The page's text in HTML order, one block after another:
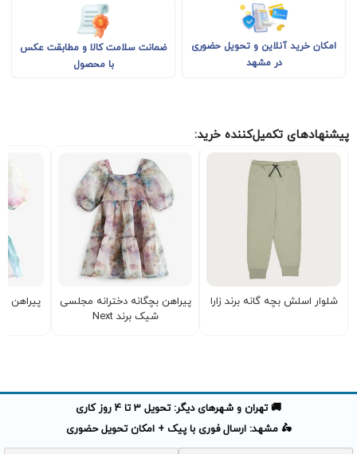
امکان خرید آنلاین و تحویل حضوری
در مشهد
ضمانت سلامت کالا و مطابقت عکس
با محصول
پیشنهادهای تکمیل‌کننده خرید:
شلوار اسلش بچه گانه برند زارا
پیراهن بچگانه دخترانه مجلسی
شیک برند Next
پیراهن
🚚 تهران و شهرهای دیگر: تحویل 3 تا 4 روز کاری
🛵 مشهد: ارسال فوری با پیک + امکان تحویل حضوری